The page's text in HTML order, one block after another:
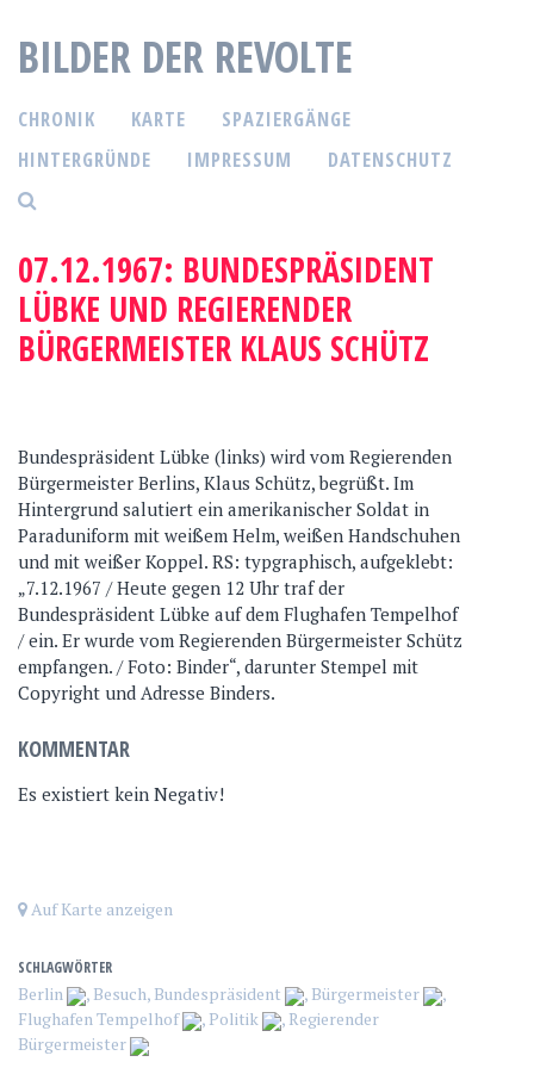
BILDER DER REVOLTE
CHRONIK KARTE
SPAZIERGÄNGE
HINTERGRÜNDE
IMPRESSUM DATENSCHUTZ
07.12.1967: BUNDESPRÄSIDENT
LÜBKE UND REGIERENDER
BÜRGERMEISTER KLAUS SCHÜTZ
Bundespräsident Lübke (links) wird vom Regierenden
Bürgermeister Berlins, Klaus Schütz, begrüßt. Im
Hintergrund salutiert ein amerikanischer Soldat in
Paraduniform mit weißem Helm, weißen Handschuhen
und mit weißer Koppel. RS: typgraphisch, aufgeklebt:
„7.12.1967 / Heute gegen 12 Uhr traf der
Bundespräsident Lübke auf dem Flughafen Tempelhof
/ ein. Er wurde vom Regierenden Bürgermeister Schütz
empfangen. / Foto: Binder“, darunter Stempel mit
Copyright und Adresse Binders.
KOMMENTAR
Es existiert kein Negativ!
Auf Karte anzeigen
SCHLAGWÖRTER
Berlin , Besuch, Bundespräsident , Bürgermeister
,
Flughafen Tempelhof
, Politik , Regierender
Bürgermeister